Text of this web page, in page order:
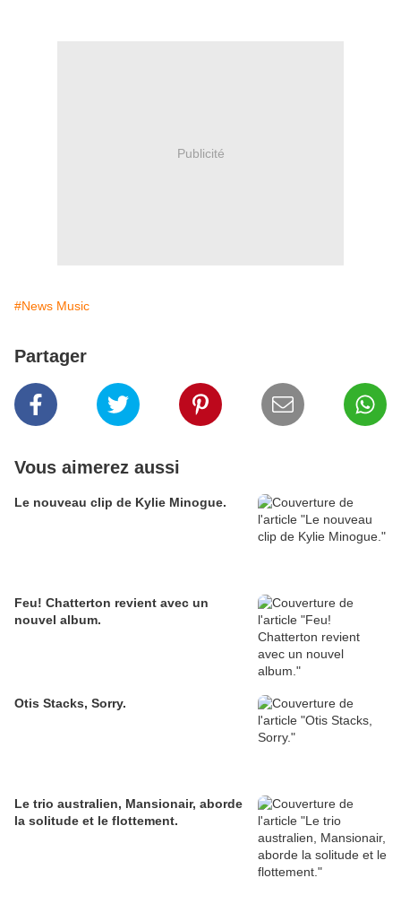
Publicité
#News Music
Partager
Vous aimerez aussi
Le nouveau clip de Kylie Minogue.
Feu! Chatterton revient avec un
nouvel album.
Otis Stacks, Sorry.
Le trio australien, Mansionair, aborde
la solitude et le flottement.